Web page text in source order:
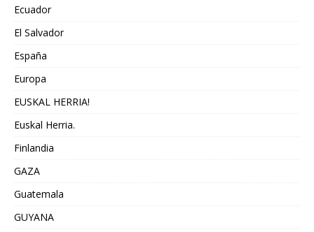
Ecuador
El Salvador
España
Europa
EUSKAL HERRIA!
Euskal Herria.
Finlandia
GAZA
Guatemala
GUYANA